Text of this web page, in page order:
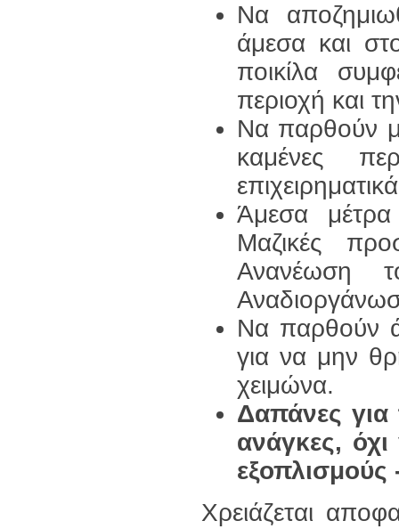
Να
άμεσα και
ποικίλα
περιοχή και
Να παρθούν
καμένες
Άμεσα μέτρα
Μαζικές
Ανανέωση
Να παρθούν
για να μην
χειμώνα.
Δαπάνες για
ανάγκες,
εξοπλισμούς
Χρειάζεται